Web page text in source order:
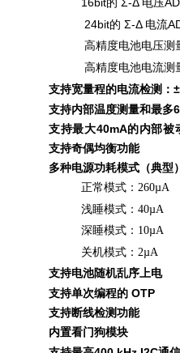
24bit的 Σ-Δ 电流
高精度电池电压测
高精度电池电流测
支持宽量程的电流检测：
支持内部温度测量和最多
支持最大40mA的内部被
支持奇偶均衡功能
多种电源功耗模式（典型）
正常模式：260µA
浅睡模式： 40µA
深睡模式：10µA
关机模式：2µA
支持电池随机乱序上电
支持单次编程的 OTP
支持断线检测功能
内置看门狗模块